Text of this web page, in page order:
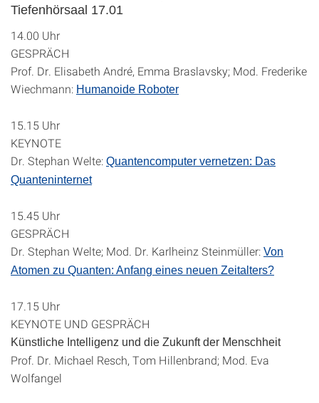
Tiefenhörsaal 17.01
14.00 Uhr
GESPRÄCH
Prof. Dr. Elisabeth André, Emma Braslavsky; Mod. Frederike
Wiechmann: Humanoide Roboter
15.15 Uhr
KEYNOTE
Dr. Stephan Welte: Quantencomputer vernetzen: Das
Quanteninternet
15.45 Uhr
GESPRÄCH
Dr. Stephan Welte; Mod. Dr. Karlheinz Steinmüller: Von
Atomen zu Quanten: Anfang eines neuen Zeitalters?
17.15 Uhr
KEYNOTE UND GESPRÄCH
Künstliche Intelligenz und die Zukunft der Menschheit
Prof. Dr. Michael Resch, Tom Hillenbrand; Mod. Eva
Wolfangel